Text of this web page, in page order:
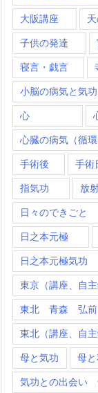
大阪講座
子供の発達
寝言・戯言
小脳の病気と気功
心
心臓の病気（循
手術後 手術
指気功 放
日々のできごと
日之本元極
日之本元極気功
東京（講座、自
東北 青森 弘
東北（講座、自
母と気功 母
気功との出会い